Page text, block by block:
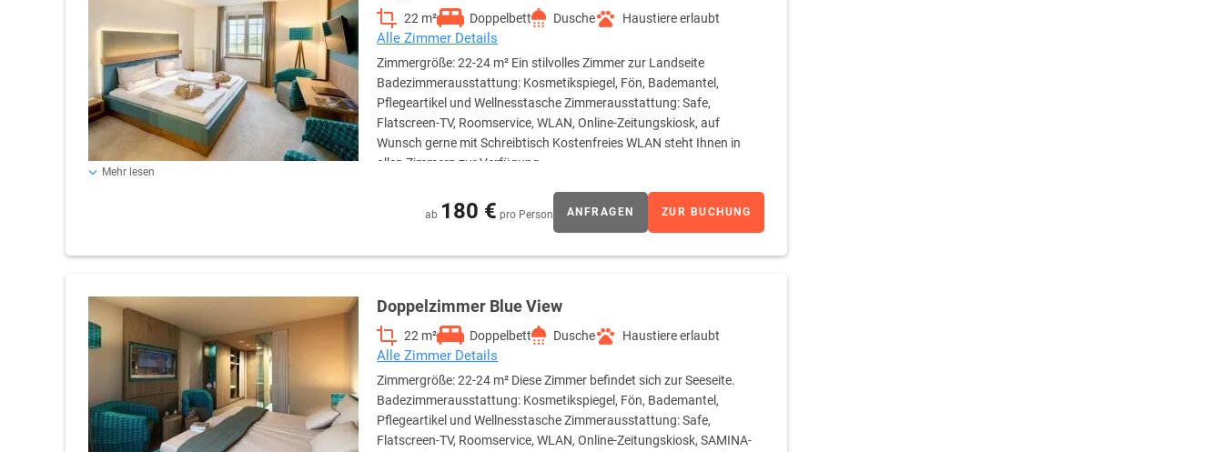
22 m² Doppelbett Dusche Haustiere erlaubt
Alle Zimmer Details
Zimmergröße: 22-24 m² Ein stilvolles Zimmer zur Landseite
Badezimmerausstattung: Kosmetikspiegel, Fön, Bademantel,
Pflegeartikel und Wellnesstasche Zimmerausstattung: Safe,
Flatscreen-TV, Roomservice, WLAN, Online-Zeitungskiosk, auf
Wunsch gerne mit Schreibtisch Kostenfreies WLAN steht Ihnen in
allen Zimmern zur Verfügung.
Mehr lesen
ab 180 € pro Person ANFRAGEN ZUR BUCHUNG
Doppelzimmer Blue View
22 m² Doppelbett Dusche Haustiere erlaubt
Alle Zimmer Details
Zimmergröße: 22-24 m² Diese Zimmer befindet sich zur Seeseite.
Badezimmerausstattung: Kosmetikspiegel, Fön, Bademantel,
Pflegeartikel und Wellnesstasche Zimmerausstattung: Safe,
Flatscreen-TV, Roomservice, WLAN, Online-Zeitungskiosk, SAMINA-